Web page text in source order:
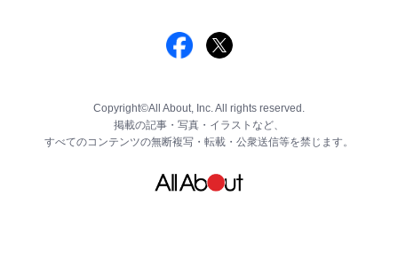
Copyright©All About, Inc. All rights reserved.
掲載の記事・写真・イラストなど、
すべてのコンテンツの無断複写・転載・公衆送信等を禁じます。